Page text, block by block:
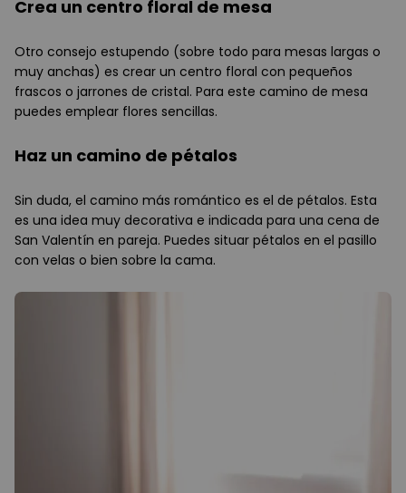
Crea un centro floral de mesa
Otro consejo estupendo (sobre todo para mesas largas o
muy anchas) es crear un centro floral con pequeños
frascos o jarrones de cristal. Para este camino de mesa
puedes emplear flores sencillas.
Haz un camino de pétalos
Sin duda, el camino más romántico es el de pétalos. Esta
es una idea muy decorativa e indicada para una cena de
San Valentín en pareja. Puedes situar pétalos en el pasillo
con velas o bien sobre la cama.